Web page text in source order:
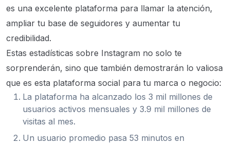
es una excelente plataforma para llamar la atención,
ampliar tu base de seguidores y aumentar tu
credibilidad.
Estas estadísticas sobre Instagram no solo te
sorprenderán, sino que también demostrarán lo valiosa
que es esta plataforma social para tu marca o negocio:
La plataforma ha alcanzado los 3 mil millones de
usuarios activos mensuales y 3.9 mil millones de
visitas al mes.
Un usuario promedio pasa 53 minutos en